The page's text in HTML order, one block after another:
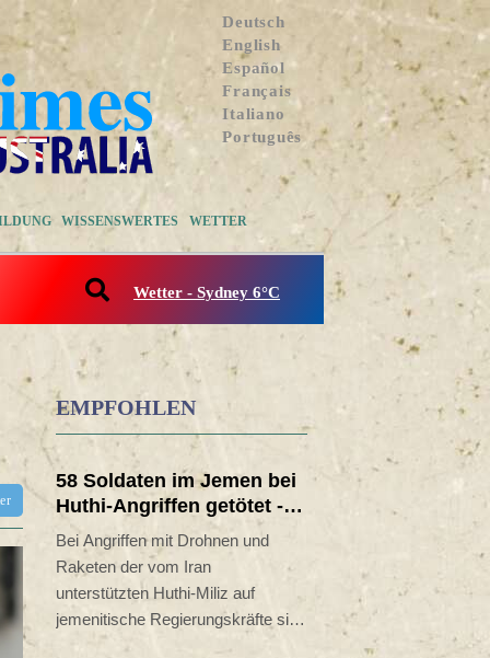
Deutsch
English
Español
Français
Italiano
Português
WISSENSWERTES WETTER
Wetter - Sydney 6°C
EMPFOHLEN
58 Soldaten im Jemen bei
Huthi-Angriffen getötet -
Regierung kündigt
Vergeltung an
Bei Angriffen mit Drohnen und
Raketen der vom Iran
unterstützten Huthi-Miliz auf
jemenitische Regierungskräfte sind